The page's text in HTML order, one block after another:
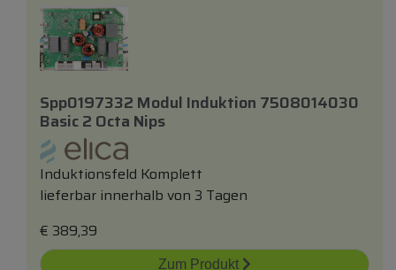
Spp0197332 Modul Induktion 7508014030
Basic 2 Octa Nips
Induktionsfeld Komplett
lieferbar innerhalb von 3 Tagen
€ 389,39
Zum Produkt